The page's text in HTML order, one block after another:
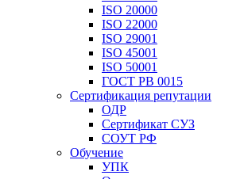
ISO 20000
ISO 22000
ISO 29001
ISO 45001
ISO 50001
ГОСТ РВ 0015
Сертификация репутации
ОДР
Сертификат СУЗ
СОУТ РФ
Обучение
УПК